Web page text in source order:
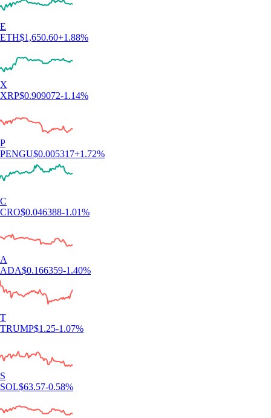
4.7
4.5
660k Reviews
100 fois. Pour l'instant, au top : l'app est super claire, facile à utiliser et
l'inscription est ultra fluide. »
-Utilisateur vérifié
« Juste la meilleure app crypto. Simple, efficace et fun à utiliser. J'ai
mis 5 étoiles, mais elle en mérite 10 ! »
-Utilisateur vérifié